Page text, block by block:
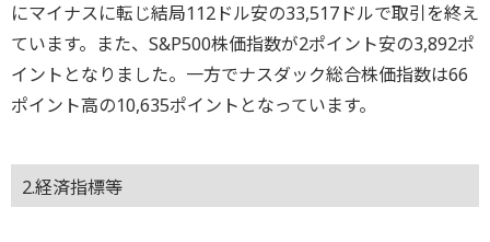
にマイナスに転じ結局112ドル安の33,517ドルで取引を終え
ています。また、S&P500株価指数が2ポイント安の3,892ポ
イントとなりました。一方でナスダック総合株価指数は66
ポイント高の10,635ポイントとなっています。
2.経済指標等